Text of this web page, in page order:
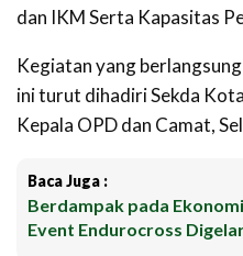
dan IKM Serta Kapasitas
Kegiatan yang
ini turut dihadiri Sekda
Kepala OPD dan Camat,
Baca Juga :
Berdampak pada
Event Endurocross